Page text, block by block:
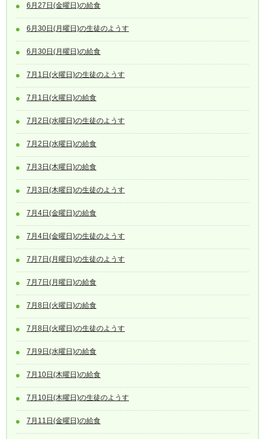
6月27日(金曜日)の給食
6月30日(月曜日)の生徒のようす
6月30日(月曜日)の給食
7月1日(火曜日)の生徒のようす
7月1日(火曜日)の給食
7月2日(水曜日)の生徒のようす
7月2日(水曜日)の給食
7月3日(木曜日)の給食
7月3日(木曜日)の生徒のようす
7月4日(金曜日)の給食
7月4日(金曜日)の生徒のようす
7月7日(月曜日)の生徒のようす
7月7日(月曜日)の給食
7月8日(火曜日)の給食
7月8日(火曜日)の生徒のようす
7月9日(水曜日)の給食
7月10日(木曜日)の給食
7月10日(木曜日)の生徒のようす
7月11日(金曜日)の給食